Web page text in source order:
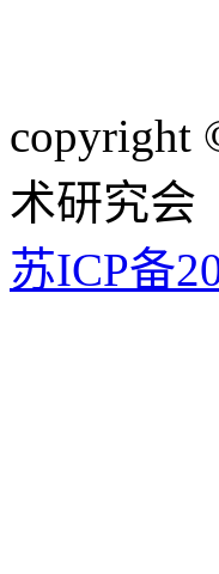
copyright
术研究会
苏ICP备